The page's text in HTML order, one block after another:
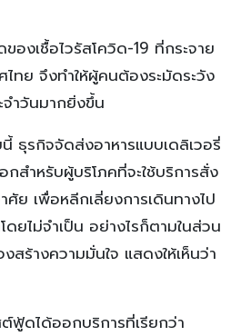
องเชื้อไวรัสโควิด-19 ที่กระจาย
ไทย จึงทำให้ผู้คนต้องระมัดระวัง
จำวันมากยิ่งขึ้น
ธุรกิจจัดส่งอาหารแบบเดลิเวอรี่
สำหรับผู้บริโภคที่จะใช้บริการสั่ง
ย เพื่อหลีกเลี่ยงการเดินทางไป
ยไม่จำเป็น อย่างไรก็ตามในส่วน
สร้างความมั่นใจ แสดงให้เห็นว่า
ฟู้ดได้ออกบริการที่เรียกว่า